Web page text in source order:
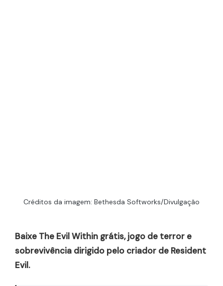
Créditos da imagem: Bethesda Softworks/Divulgação
Baixe The Evil Within grátis, jogo de terror e
sobrevivência dirigido pelo criador de Resident
Evil.